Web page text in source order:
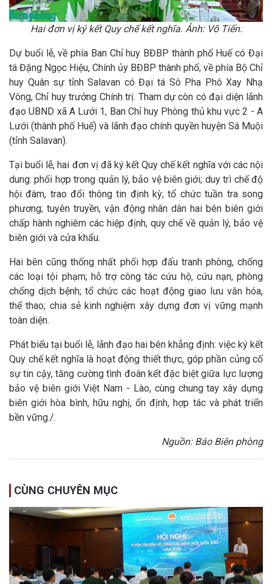
Hai đơn vị ký kết Quy chế kết nghĩa. Ảnh: Võ Tiến.
Dự buổi lễ, về phía Ban Chỉ huy BĐBP thành phố Huế có Đại
tá Đặng Ngọc Hiệu, Chính ủy BĐBP thành phố; về phía Bộ Chỉ
huy Quân sự tỉnh Salavan có Đại tá Sô Pha Phô Xay Nhạ
Vông, Chỉ huy trưởng Chính trị. Tham dự còn có đại diện lãnh
đạo UBND xã A Lưới 1, Ban Chỉ huy Phòng thủ khu vực 2 - A
Lưới (thành phố Huế) và lãnh đạo chính quyền huyện Sá Muội
(tỉnh Salavan).
Tại buổi lễ, hai đơn vị đã ký kết Quy chế kết nghĩa với các nội
dung: phối hợp trong quản lý, bảo vệ biên giới; duy trì chế độ
hội đàm, trao đổi thông tin định kỳ; tổ chức tuần tra song
phương; tuyên truyền, vận động nhân dân hai bên biên giới
chấp hành nghiêm các hiệp định, quy chế về quản lý, bảo vệ
biên giới và cửa khẩu.
Hai bên cũng thống nhất phối hợp đấu tranh phòng, chống
các loại tội phạm; hỗ trợ công tác cứu hộ, cứu nạn, phòng
chống dịch bệnh; tổ chức các hoạt động giao lưu văn hóa,
thể thao; chia sẻ kinh nghiệm xây dựng đơn vị vững mạnh
toàn diện.
Phát biểu tại buổi lễ, lãnh đạo hai bên khẳng định: việc ký kết
Quy chế kết nghĩa là hoạt động thiết thực, góp phần củng cố
sự tin cậy, tăng cường tình đoàn kết đặc biệt giữa lực lượng
bảo vệ biên giới Việt Nam - Lào, cùng chung tay xây dựng
biên giới hòa bình, hữu nghị, ổn định, hợp tác và phát triển
bền vững./.
Nguồn: Báo Biên phòng
CÙNG CHUYÊN MỤC